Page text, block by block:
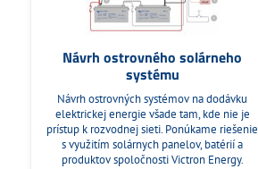
Návrh ostrovného solárneho
systému
Návrh ostrovných systémov na dodávku
elektrickej energie všade tam, kde nie je
prístup k rozvodnej sieti. Ponúkame riešenie
s využitím solárnych panelov, batérií a
produktov spoločnosti Victron Energy.